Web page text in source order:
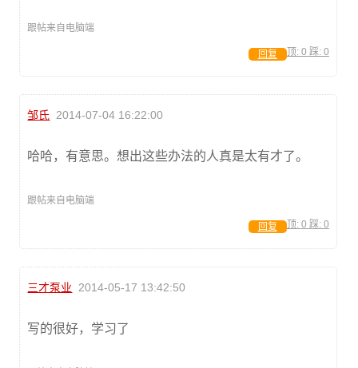
跟帖来自电脑端
顶: 0 踩: 0
回复
邹氏 2014-07-04 16:22:00
哈哈，有意思。想出这些办法的人真是太有才了。
跟帖来自电脑端
顶: 0 踩: 0
回复
三才泵业 2014-05-17 13:42:50
写的很好，学习了